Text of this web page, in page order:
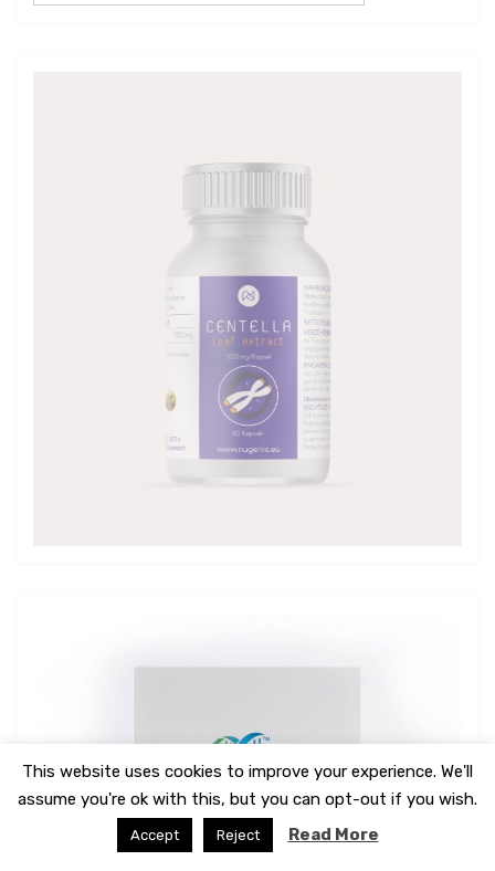
This website uses cookies to improve your experience. We'll
assume you're ok with this, but you can opt-out if you wish.
Accept Reject Read More